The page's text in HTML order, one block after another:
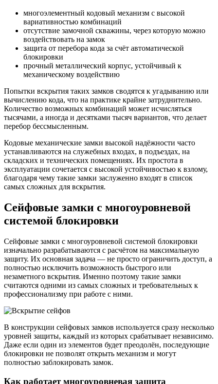
многоэлементный кодовый механизм с высокой
вариативностью комбинаций
отсутствие замочной скважины, через которую можно
воздействовать на замок
защита от перебора кода за счёт автоматической
блокировки
прочный металлический корпус, устойчивый к
механическому воздействию
Попытки вскрытия таких замков сводятся к угадыванию или
вычислению кода, что на практике крайне затруднительно.
Количество возможных комбинаций может исчисляться
тысячами, а иногда и десятками тысяч вариантов, что делает
перебор бессмысленным.
Кодовые механические замки высокой надёжности часто
устанавливаются на служебных входах, в подъездах, на
складских и технических помещениях. Их простота в
эксплуатации сочетается с высокой устойчивостью к взлому,
благодаря чему такие замки заслуженно входят в список
самых сложных для вскрытия.
Сейфовые замки с многоуровневой
системой блокировки
Сейфовые замки с многоуровневой системой блокировки
изначально разрабатываются с расчётом на максимальную
защиту. Их основная задача — не просто ограничить доступ, а
полностью исключить возможность быстрого или
незаметного вскрытия. Именно поэтому такие замки
считаются одними из самых сложных и требовательных к
профессионализму при работе с ними.
В конструкции сейфовых замков используется сразу несколько
уровней защиты, каждый из которых срабатывает независимо.
Даже если один из элементов будет преодолён, последующие
блокировки не позволят открыть механизм и могут
полностью заблокировать замок.
Как работает многоуровневая защита